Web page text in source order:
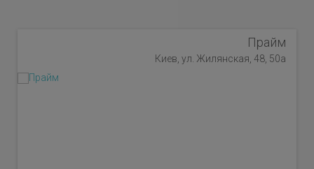
Прайм
Киев, ул. Жилянская, 48, 50а